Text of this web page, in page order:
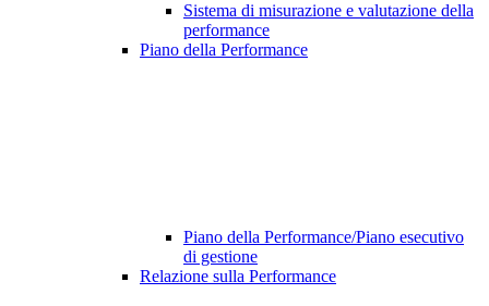
Sistema di misurazione e valutazione della
performance
Piano della Performance
Piano della Performance/Piano esecutivo
di gestione
Relazione sulla Performance